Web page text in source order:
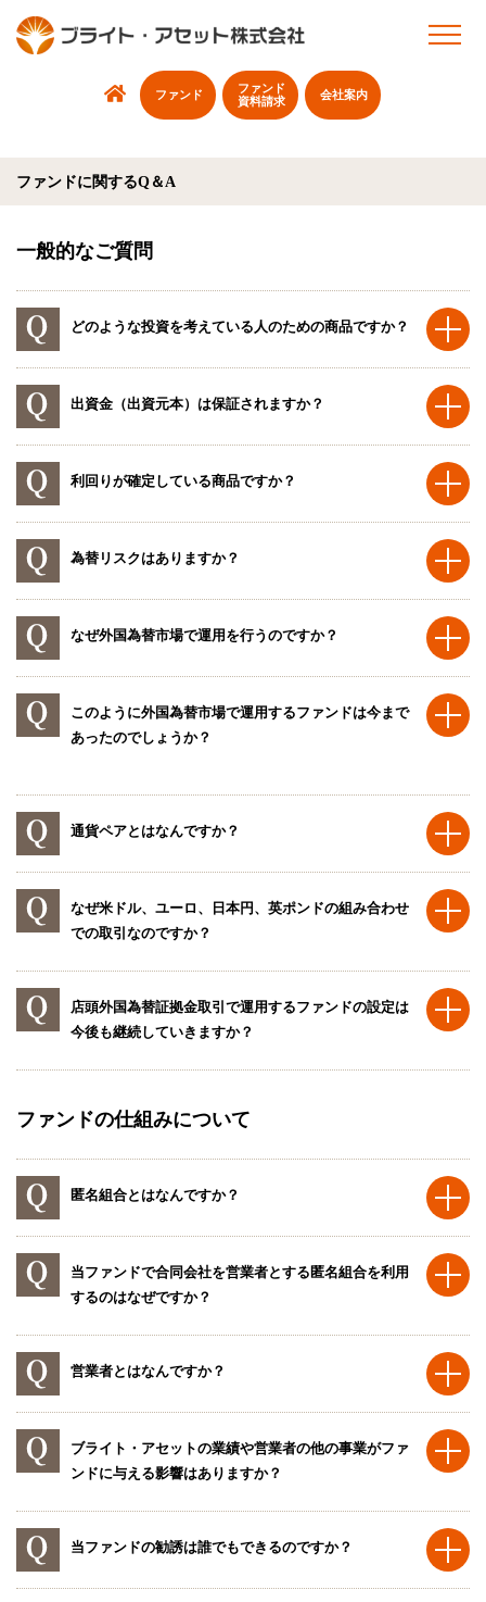
ファンド
ファンド
資料請求
会社案内
ファンドに関するQ＆A
一般的なご質問
どのような投資を考えている人のための商品ですか？
出資金（出資元本）は保証されますか？
利回りが確定している商品ですか？
為替リスクはありますか？
なぜ外国為替市場で運用を行うのですか？
このように外国為替市場で運用するファンドは今まで
あったのでしょうか？
通貨ペアとはなんですか？
なぜ米ドル、ユーロ、日本円、英ポンドの組み合わせ
での取引なのですか？
店頭外国為替証拠金取引で運用するファンドの設定は
今後も継続していきますか？
ファンドの仕組みについて
匿名組合とはなんですか？
当ファンドで合同会社を営業者とする匿名組合を利用
するのはなぜですか？
営業者とはなんですか？
ブライト・アセットの業績や営業者の他の事業がファ
ンドに与える影響はありますか？
当ファンドの勧誘は誰でもできるのですか？